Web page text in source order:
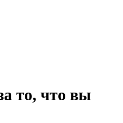
то, что вы